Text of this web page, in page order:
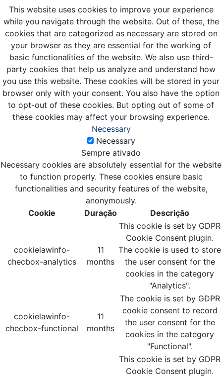
This website uses cookies to improve your experience
while you navigate through the website. Out of these, the
cookies that are categorized as necessary are stored on
your browser as they are essential for the working of
basic functionalities of the website. We also use third-
party cookies that help us analyze and understand how
you use this website. These cookies will be stored in your
browser only with your consent. You also have the option
to opt-out of these cookies. But opting out of some of
these cookies may affect your browsing experience.
Necessary
Necessary
Sempre ativado
Necessary cookies are absolutely essential for the website
to function properly. These cookies ensure basic
functionalities and security features of the website,
anonymously.
Cookie
Duração Descrição
cookielawinfo-
checbox-analytics
11
months
This cookie is set by GDPR
Cookie Consent plugin.
The cookie is used to store
the user consent for the
cookies in the category
"Analytics".
cookielawinfo-
checbox-functional
11
months
The cookie is set by GDPR
cookie consent to record
the user consent for the
cookies in the category
"Functional".
This cookie is set by GDPR
Cookie Consent plugin.